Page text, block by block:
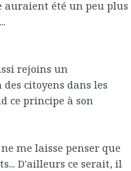
auraient été un peu plus
rejoins un
citoyens dans les
ce principe à son
me laisse penser que
D'ailleurs ce serait, il